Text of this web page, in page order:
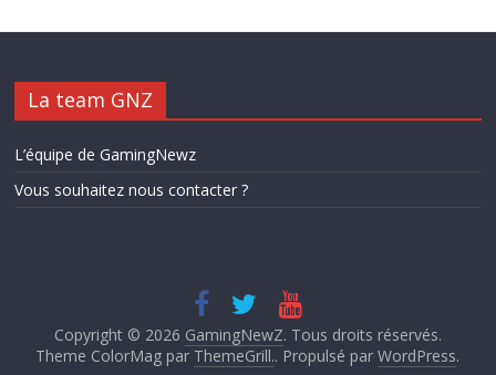
La team GNZ
L’équipe de GamingNewz
Vous souhaitez nous contacter ?
Copyright © 2026 GamingNewZ. Tous droits réservés.
Theme ColorMag par ThemeGrill.. Propulsé parWordPress.